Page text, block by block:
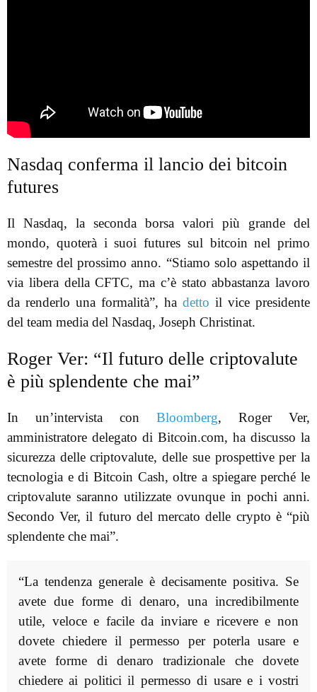
Nasdaq conferma il lancio dei bitcoin
futures
Il Nasdaq, la seconda borsa valori più grande del
mondo, quoterà i suoi futures sul bitcoin nel primo
semestre del prossimo anno. “Stiamo solo aspettando il
via libera della CFTC, ma c’è stato abbastanza lavoro
da renderlo una formalità”, ha detto il vice presidente
del team media del Nasdaq, Joseph Christinat.
Roger Ver: “Il futuro delle criptovalute
è più splendente che mai”
In un’intervista con Bloomberg, Roger Ver,
amministratore delegato di Bitcoin.com, ha discusso la
sicurezza delle criptovalute, delle sue prospettive per la
tecnologia e di Bitcoin Cash, oltre a spiegare perché le
criptovalute saranno utilizzate ovunque in pochi anni.
Secondo Ver, il futuro del mercato delle crypto è “più
splendente che mai”.
“La tendenza generale è decisamente positiva. Se
avete due forme di denaro, una incredibilmente
utile, veloce e facile da inviare e ricevere e non
dovete chiedere il permesso per poterla usare e
avete forme di denaro tradizionale che dovete
chiedere ai politici il permesso di usare e i vostri